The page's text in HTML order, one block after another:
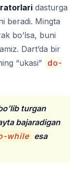
dasturga
beradi. Mingta
bo’lsa, buni
Dart’da bir
“ukasi” do-
turgan
bajaradigan
while esa